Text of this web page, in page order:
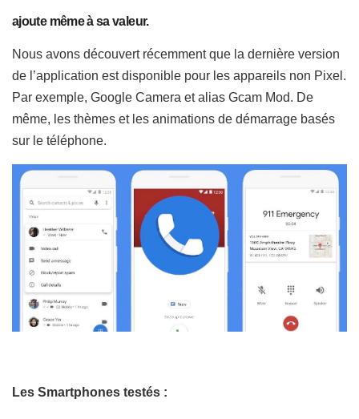
ajoute même à sa valeur.
Nous avons découvert récemment que la dernière version
de l’application est disponible pour les appareils non Pixel.
Par exemple, Google Camera et alias Gcam Mod. De
même, les thèmes et les animations de démarrage basés
sur le téléphone.
Les Smartphones testés :